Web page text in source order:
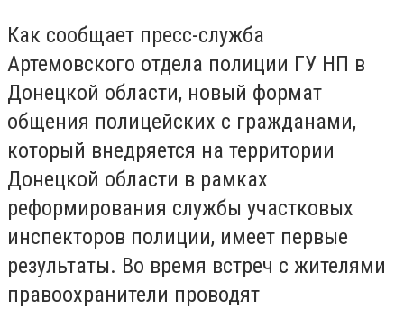
Как сообщает пресс-служба
Артемовского отдела полиции ГУ НП в
Донецкой области, новый формат
общения полицейских с гражданами,
который внедряется на территории
Донецкой области в рамках
реформирования службы участковых
инспекторов полиции, имеет первые
результаты. Во время встреч с жителями
правоохранители проводят